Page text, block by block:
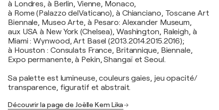
à Londres, à Berlin, Vienne, Monaco,
à Rome (Palazzo delVaticano), à Chianciano, Toscane Art
Biennale, Museo Arte, à Pesaro: Alexander Museum,
aux USA à New York (Chelsea), Washington, Raleigh, à
Miami : Wynwood, Art Basel (2013.2014.2015.2016);
à Houston : Consulats France, Britannique, Biennale,
Expo permanente, à Pekin, Shangaï et Seoul.
Sa palette est lumineuse, couleurs gaies, jeu opacité/
transparence, figuratif et abstrait.
Découvrir la page de Joëlle Kem Lika